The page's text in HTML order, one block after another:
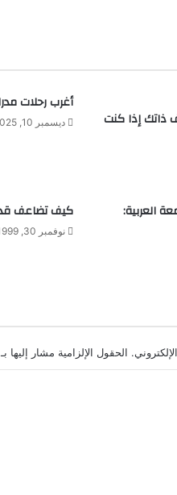
ذاتك إذا كنت
أغرب رحلات
ديسمبر 10, 2025
العربية: كيف تضاعف
نوفمبر 30, 1999
الحقول الإلزامية مشار إليها بـ